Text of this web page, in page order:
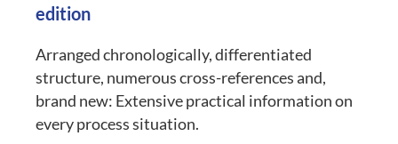
edition
Arranged chronologically, differentiated
structure, numerous cross-references and,
brand new: Extensive practical information on
every process situation.